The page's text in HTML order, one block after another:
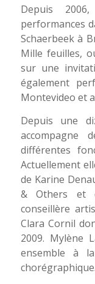
Depuis
performances
Schaerbeek à
Mille feuilles,
sur une
également
Montevideo et
Depuis une
accompagne
différentes
Actuellement
de Karine
& Others et
conseillère
Clara Cornil
2009. Mylène
ensemble à
chorégraphique.